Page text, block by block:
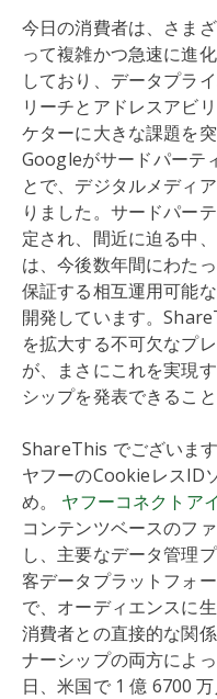
今日の消費者は、さま
って複雑かつ急速に進
しており、データプラ
リーチとアドレスアビ
ケターに大きな課題を
Googleがサードパーテ
とで、デジタルメディ
りました。サードパー
定され、間近に迫る中
は、今後数年間にわた
保証する相互運用可能
開発しています。
を拡大する不可欠なプ
が、まさにこれを実現
シップを発表できるこ
ShareThis でございます
ヤフーのCookieレスID
め。 ヤフーコネクトア
コンテンツベースのフ
し、主要なデータ管理
客データプラットフォ
で、オーディエンスに
消費者との直接的な関
ナーシップの両方によ
日、米国で 1 億 6700